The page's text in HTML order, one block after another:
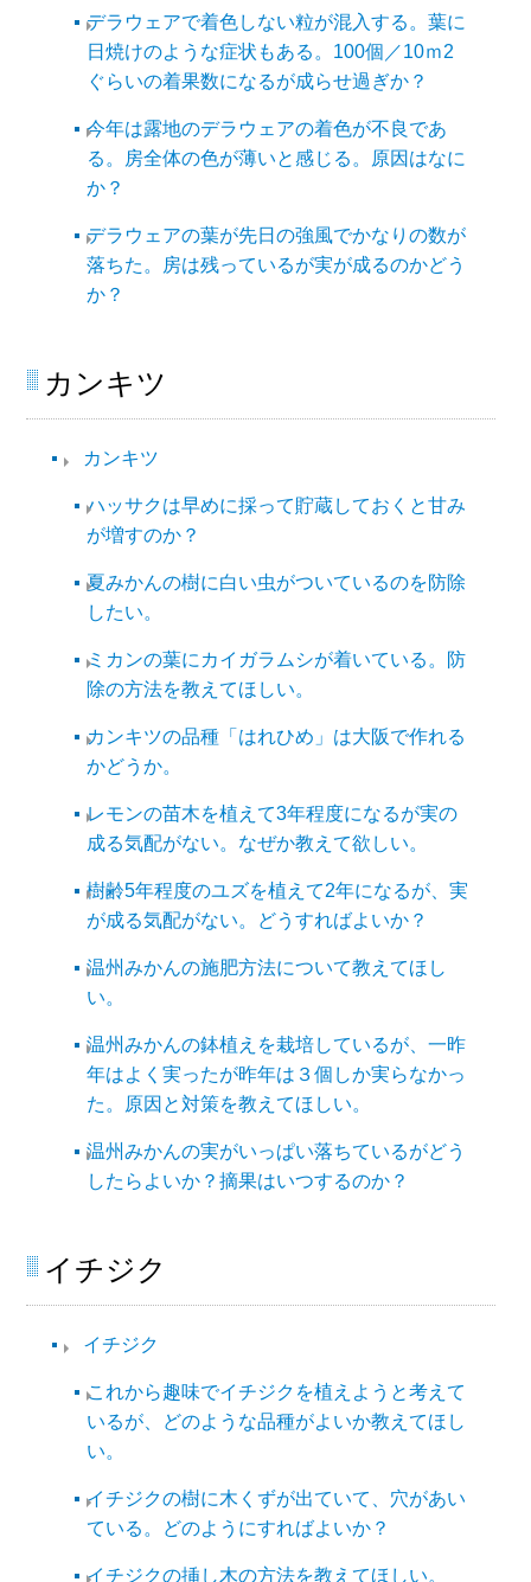
デラウェアで着色しない粒が混入する。葉に
日焼けのような症状もある。100個／10ｍ2
ぐらいの着果数になるが成らせ過ぎか？
今年は露地のデラウェアの着色が不良であ
る。房全体の色が薄いと感じる。原因はなに
か？
デラウェアの葉が先日の強風でかなりの数が
落ちた。房は残っているが実が成るのかどう
か？
カンキツ
カンキツ
ハッサクは早めに採って貯蔵しておくと甘み
が増すのか？
夏みかんの樹に白い虫がついているのを防除
したい。
ミカンの葉にカイガラムシが着いている。防
除の方法を教えてほしい。
カンキツの品種「はれひめ」は大阪で作れる
かどうか。
レモンの苗木を植えて3年程度になるが実の
成る気配がない。なぜか教えて欲しい。
樹齢5年程度のユズを植えて2年になるが、実
が成る気配がない。どうすればよいか？
温州みかんの施肥方法について教えてほし
い。
温州みかんの鉢植えを栽培しているが、一昨
年はよく実ったが昨年は３個しか実らなかっ
た。原因と対策を教えてほしい。
温州みかんの実がいっぱい落ちているがどう
したらよいか？摘果はいつするのか？
イチジク
イチジク
これから趣味でイチジクを植えようと考えて
いるが、どのような品種がよいか教えてほし
い。
イチジクの樹に木くずが出ていて、穴があい
ている。どのようにすればよいか？
イチジクの挿し木の方法を教えてほしい。